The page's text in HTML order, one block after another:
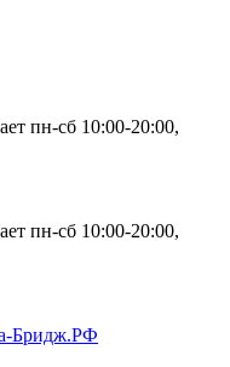
пн-сб 10:00-20:00,
пн-сб 10:00-20:00,
Бридж.РФ